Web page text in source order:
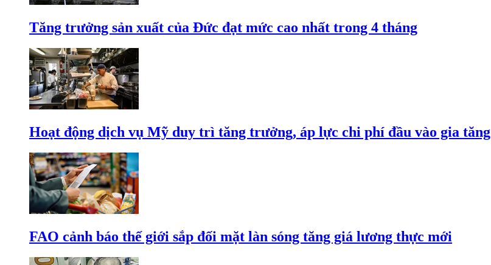
Tăng trưởng sản xuất của Đức đạt mức cao nhất trong 4 tháng
Hoạt động dịch vụ Mỹ duy trì tăng trưởng, áp lực chi phí đầu vào gia tăng
FAO cảnh báo thế giới sắp đối mặt làn sóng tăng giá lương thực mới